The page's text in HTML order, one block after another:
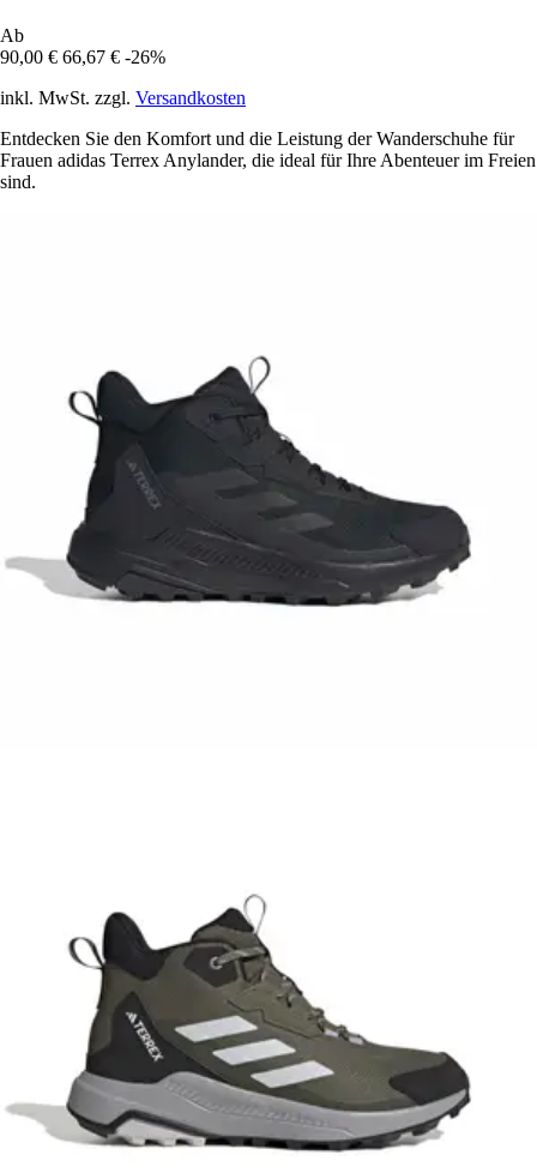
Ab
90,00 € 66,67 € -26%
inkl. MwSt. zzgl. Versandkosten
Entdecken Sie den Komfort und die Leistung der Wanderschuhe für
Frauen adidas Terrex Anylander, die ideal für Ihre Abenteuer im Freien
sind.